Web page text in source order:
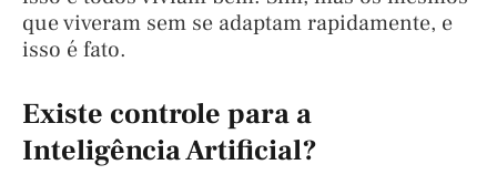
que viveram sem se adaptam rapidamente, e
isso é fato.
Existe controle para a
Inteligência Artificial?